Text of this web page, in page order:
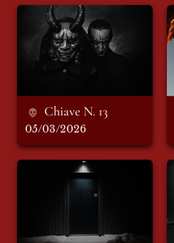
Chiave N. 13
Chiave N. 13
05/03/2026
Chiave N. 11